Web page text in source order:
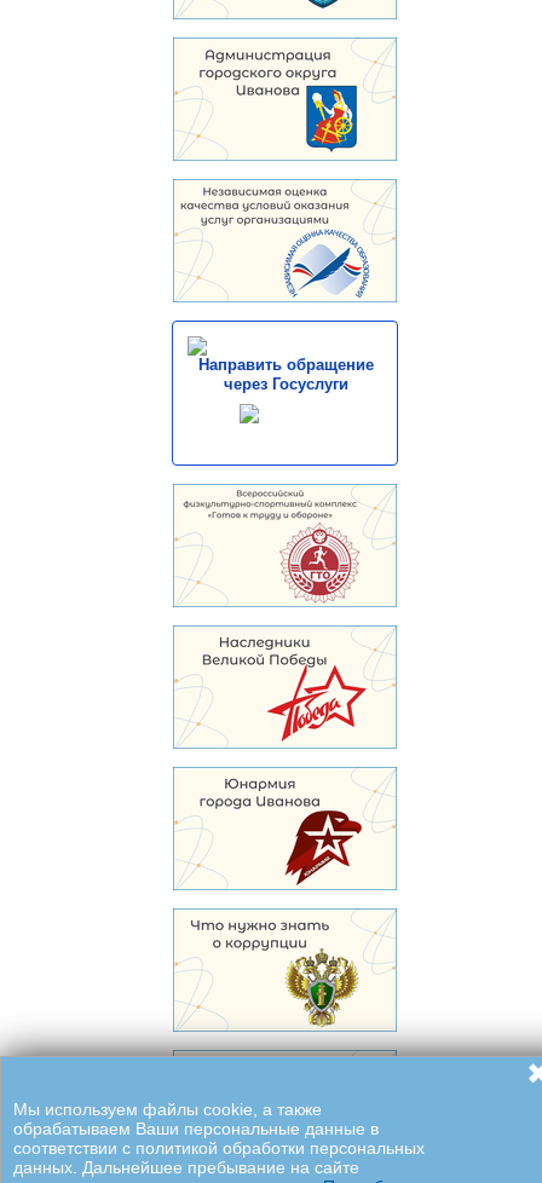
Направить обращение
через Госуслуги
Мы используем файлы cookie, а также
обрабатываем Ваши персональные данные в
соответствии с политикой обработки персональных
данных. Дальнейшее пребывание на сайте